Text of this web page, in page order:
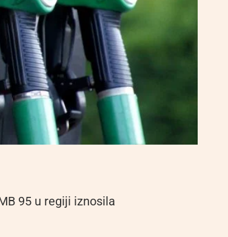
95 u regiji iznosila